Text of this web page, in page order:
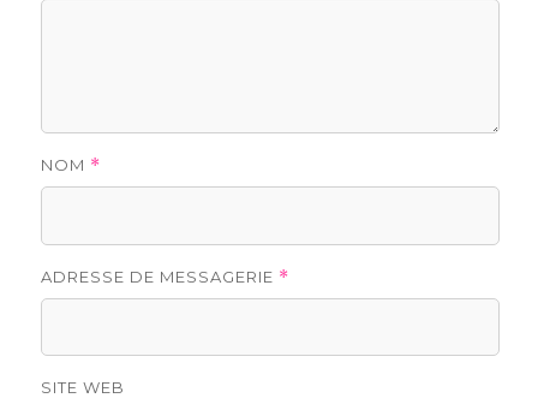
NOM *
ADRESSE DE MESSAGERIE *
SITE WEB